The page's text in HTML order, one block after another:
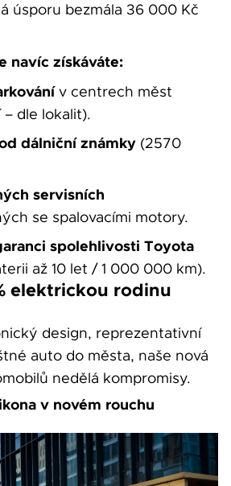
úsporu bezmála 36 000 Kč
navíc získáváte:
v centrech měst
dle lokalit).
dálniční známky (2570
servisních
se spalovacími motory.
spolehlivosti Toyota
až 10 let / 1 000 000 km).
elektrickou rodinu
design, reprezentativní
auto do města, naše nová
nedělá kompromisy.
v novém rouchu